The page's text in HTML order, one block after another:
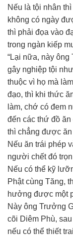
Nếu là tội nhân
không có ngày
thì phải đọa vào
trong ngàn kiếp
“Lại nữa, này
gây nghiệp tội
thuộc vì họ mà
đạo, thì khi thức
làm, chớ có đem
đến các thứ đồ
thì chẳng được
Nếu ăn trái phép
người chết đó
Nếu có thể kỹ
Phật cùng Tăng,
hưởng được một
Này ông Trưởng
cõi Diêm Phù,
nếu có thể thiết